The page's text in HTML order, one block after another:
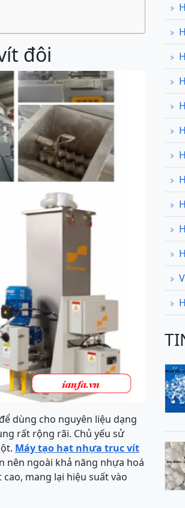
đôi
dùng cho nguyên liệu dạng
rất rộng rãi. Chủ yếu sử
Máy tạo hạt nhựa trục vít
nên ngoài khả năng nhựa hoá
mang lại hiệu suất vào